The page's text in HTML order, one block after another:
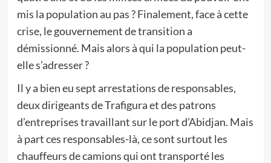
mis la population au pas ? Finalement, face à cette
crise, le gouvernement de transition a
démissionné. Mais alors à qui la population peut-
elle s’adresser ?
Il y a bien eu sept arrestations de responsables,
deux dirigeants de Trafigura et des patrons
d’entreprises travaillant sur le port d’Abidjan. Mais
à part ces responsables-là, ce sont surtout les
chauffeurs de camions qui ont transporté les